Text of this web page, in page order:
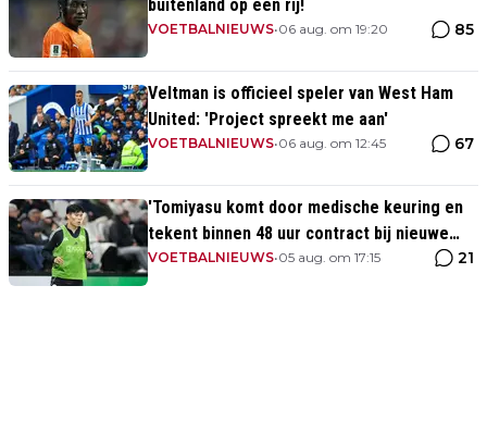
buitenland op een rij!
VOETBALNIEUWS•06 aug. om 19:20 85
Veltman is officieel speler van West Ham
United: 'Project spreekt me aan'
VOETBALNIEUWS•06 aug. om 12:45 67
'Tomiyasu komt door medische keuring en
tekent binnen 48 uur contract bij nieuwe
club'
VOETBALNIEUWS•05 aug. om 17:15 21